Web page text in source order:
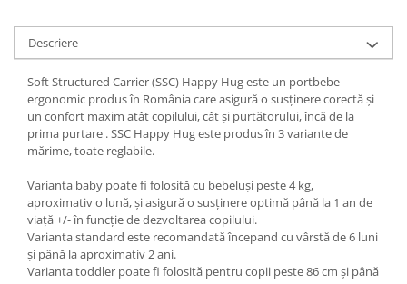
Descriere
Soft Structured Carrier (SSC) Happy Hug este un portbebe
ergonomic produs în România care asigură o susținere corectă și
un confort maxim atât copilului, cât şi purtătorului, încă de la
prima purtare . SSC Happy Hug este produs în 3 variante de
mărime, toate reglabile.
Varianta baby poate fi folosită cu bebeluși peste 4 kg,
aproximativ o lună, și asigură o susținere optimă până la 1 an de
viață +/- în funcție de dezvoltarea copilului.
Varianta standard este recomandată începand cu vârstă de 6 luni
și până la aproximativ 2 ani.
Varianta toddler poate fi folosită pentru copii peste 86 cm și până